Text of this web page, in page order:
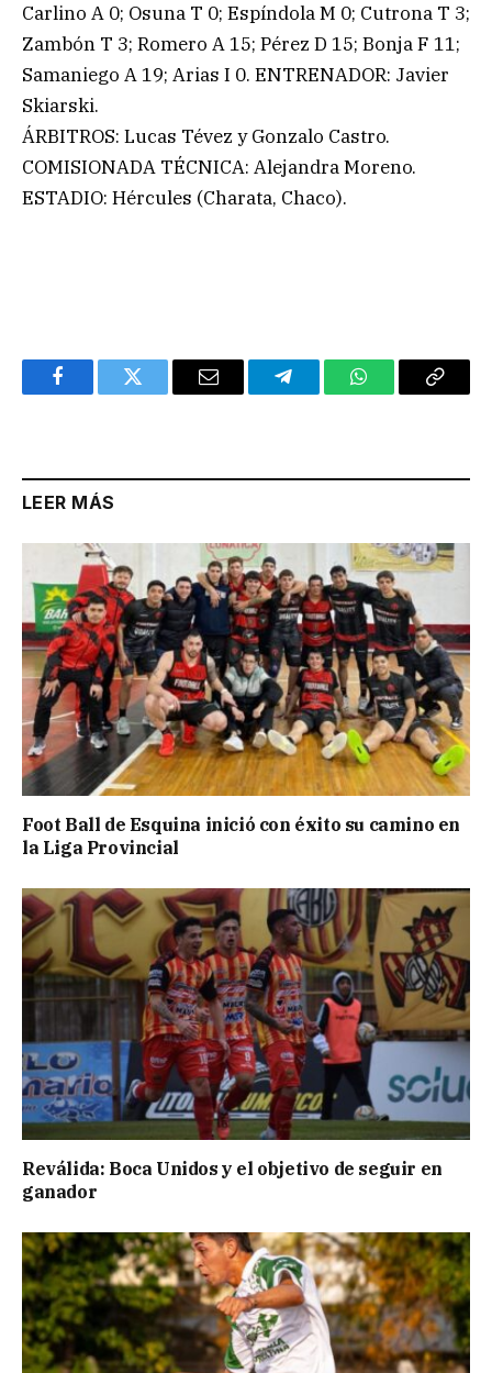
Carlino A 0; Osuna T 0; Espíndola M 0; Cutrona T 3;
Zambón T 3; Romero A 15; Pérez D 15; Bonja F 11;
Samaniego A 19; Arias I 0. ENTRENADOR: Javier
Skiarski.
ÁRBITROS: Lucas Tévez y Gonzalo Castro.
COMISIONADA TÉCNICA: Alejandra Moreno.
ESTADIO: Hércules (Charata, Chaco).
FacebookTwitter Email TelegramWhatsAppCopy
LEER MÁS
Foot Ball de Esquina inició con éxito su camino en
la Liga Provincial
Reválida: Boca Unidos y el objetivo de seguir en
ganador